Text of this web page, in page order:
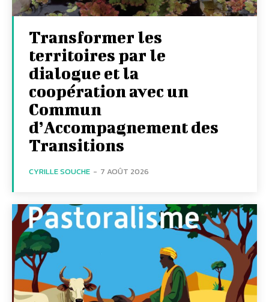
Transformer les
territoires par le
dialogue et la
coopération avec un
Commun
d’Accompagnement des
Transitions
CYRILLE SOUCHE - 7 AOÛT 2026